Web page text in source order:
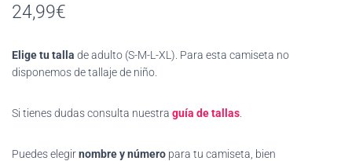
24,99€
Elige tu talla de adulto (S-M-L-XL). Para esta camiseta no
disponemos de tallaje de niño.
Si tienes dudas consulta nuestra guía de tallas
Puedes elegirnombre y número para tu camiseta, bien